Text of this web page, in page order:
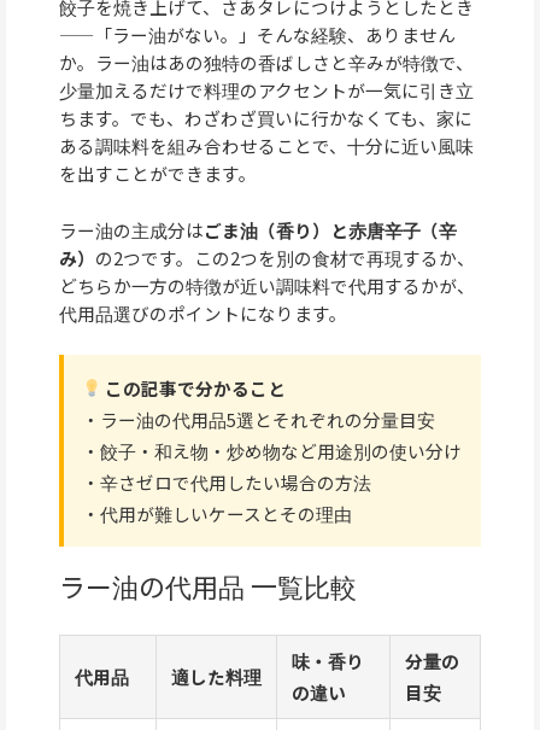
餃子を焼き上げて、さあタレにつけようとしたとき
——「ラー油がない。」そんな経験、ありません
か。ラー油はあの独特の香ばしさと辛みが特徴で、
少量加えるだけで料理のアクセントが一気に引き立
ちます。でも、わざわざ買いに行かなくても、家に
ある調味料を組み合わせることで、十分に近い風味
を出すことができます。
ラー油の主成分はごま油（香り）と赤唐辛子（辛
み） の2つです。この2つを別の食材で再現するか、
どちらか一方の特徴が近い調味料で代用するかが、
代用品選びのポイントになります。
この記事で分かること
・ラー油の代用品5選とそれぞれの分量目安
・餃子・和え物・炒め物など用途別の使い分け
・辛さゼロで代用したい場合の方法
・代用が難しいケースとその理由
ラー油の代用品 一覧比較
代用品 適した料理
味・香り
の違い
分量の
目安